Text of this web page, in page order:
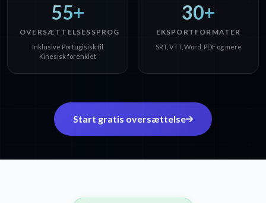
55+
OVERSÆTTELSESSPROG
Inklusive Portugisisk til
Kinesisk forenklet
30+
EKSPORTFORMATER
SRT, VTT, Word, PDF og mere
Start gratis oversættelse